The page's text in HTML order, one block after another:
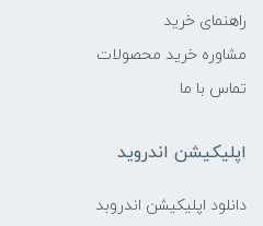
راهنمای خرید
مشاوره خرید محصولات
تماس با ما
اپلیکیشن اندروید
دانلود اپلیکیشن اندروبد